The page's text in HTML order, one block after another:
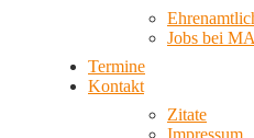
Jobs bei
Termine
Kontakt
Zitate
Impressum